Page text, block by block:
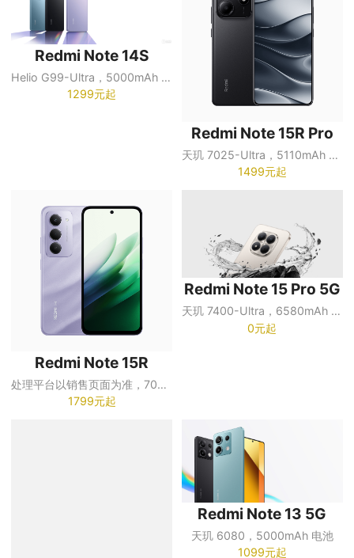
Redmi Note 14S
Helio G99-Ultra，5000mAh 电池
1299元起
Redmi Note 15R Pro
天玑 7025-Ultra，5110mAh 电池
1499元起
Redmi Note 15R
处理平台以销售页面为准，7000mAh 电池
1799元起
Redmi Note 15 Pro 5G
天玑 7400-Ultra，6580mAh 电池
0元起
Redmi Note 13 5G
天玑 6080，5000mAh 电池
1099元起